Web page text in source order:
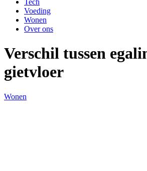
Tech
Voeding
Wonen
Over ons
Verschil tussen
gietvloer
Wonen